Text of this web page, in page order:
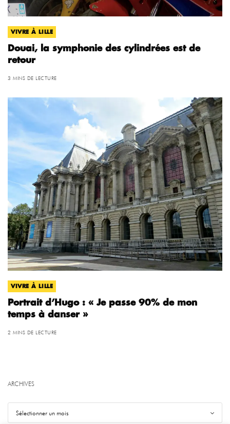
VIVRE À LILLE
Douai, la symphonie des cylindrées est de
retour
3 MINS DE LECTURE
VIVRE À LILLE
Portrait d’Hugo : « Je passe 90% de mon
temps à danser »
2 MINS DE LECTURE
ARCHIVES